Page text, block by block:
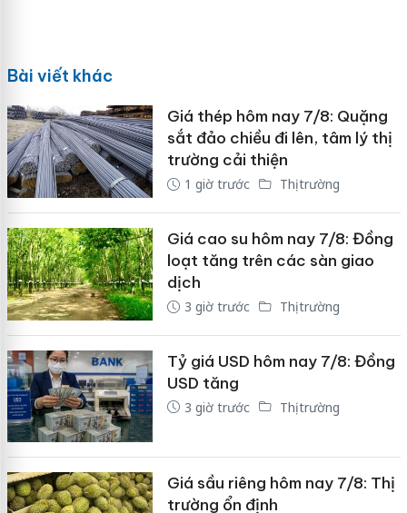
Bài viết khác
Giá thép hôm nay 7/8: Quặng
sắt đảo chiều đi lên, tâm lý thị
trường cải thiện
1 giờ trước Thị trường
Giá cao su hôm nay 7/8: Đồng
loạt tăng trên các sàn giao
dịch
3 giờ trước Thị trường
Tỷ giá USD hôm nay 7/8: Đồng
USD tăng
3 giờ trước Thị trường
Giá sầu riêng hôm nay 7/8: Thị
trường ổn định